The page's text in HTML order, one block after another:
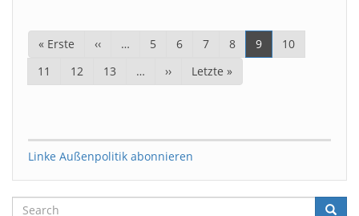
Seitennummerierung
Erste
« Erste
Vorherige
‹‹ … Page
5 Page
6 Page
7 Page
8
Aktuelle
Seite
9 Page
10
Page
11 Page
12 Page
13 …
Nächste
Seite
››
Letzte
Seite
Letzte »
Linke Außenpolitik abonnieren
Search